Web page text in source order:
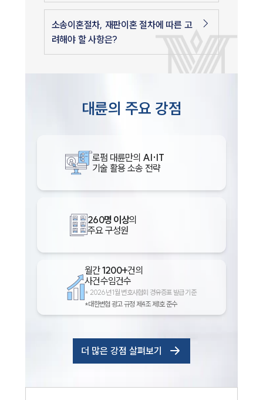
소송이혼절차, 재판이혼 절차에 따른 고
려해야 할 사항은?
대륜의 주요 강점
로펌 대륜만의 AI·IT
기술 활용 소송 전략
260명 이상의
주요 구성원
월간1200+건의
사건수임건수
* 2026년 1월 변호사협회 경유증표 발급 기준
*대한변협 광고 규정 제4조 제1호 준수
더 많은 강점 살펴보기